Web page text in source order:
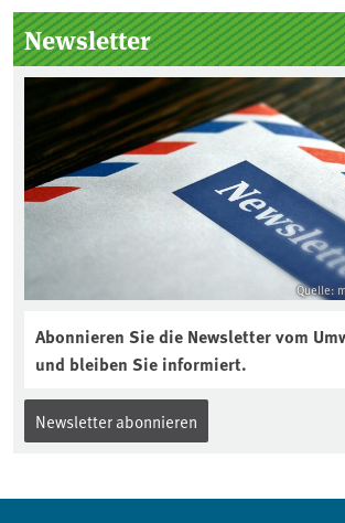
Seitenleiste
Newsletter
Quelle:
Abonnieren Sie die Newsletter vom
und bleiben Sie informiert.
Newsletter abonnieren